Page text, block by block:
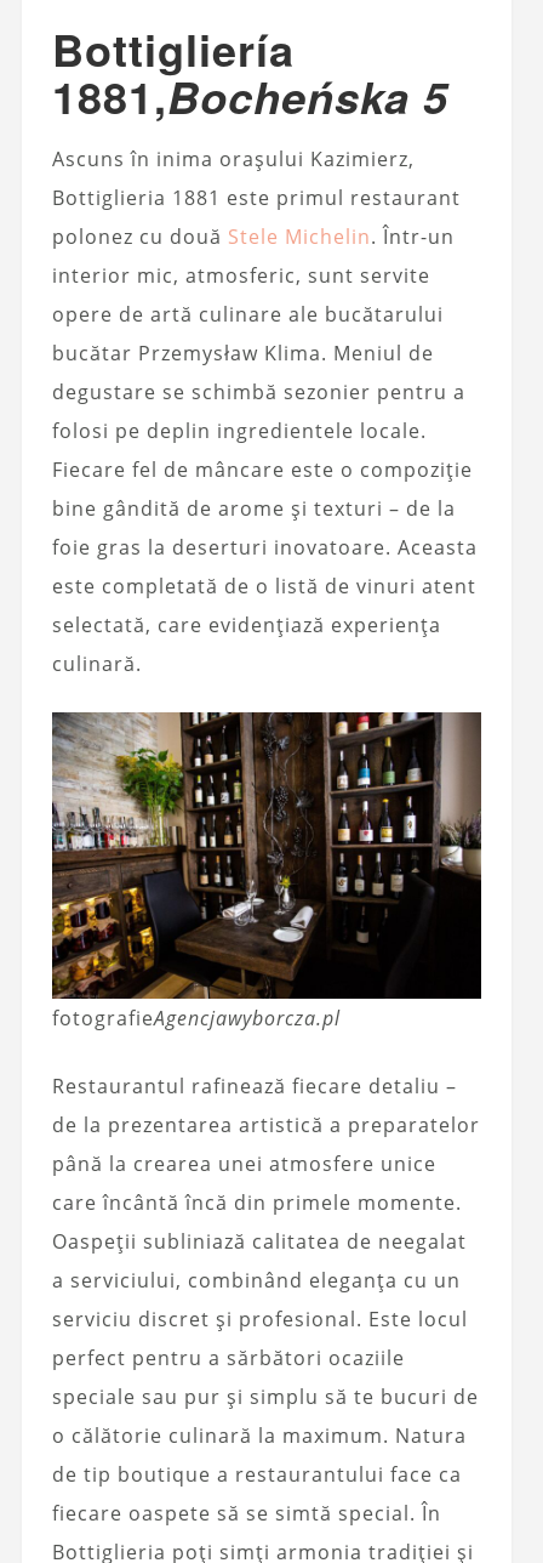
Bottigliería
1881,Bocheńska 5
Ascuns în inima orașului Kazimierz,
Bottiglieria 1881 este primul restaurant
polonez cu două Stele Michelin. Într-un
interior mic, atmosferic, sunt servite
opere de artă culinare ale bucătarului
bucătar Przemysław Klima. Meniul de
degustare se schimbă sezonier pentru a
folosi pe deplin ingredientele locale.
Fiecare fel de mâncare este o compoziție
bine gândită de arome și texturi – de la
foie gras la deserturi inovatoare. Aceasta
este completată de o listă de vinuri atent
selectată, care evidențiază experiența
culinară.
fotografieAgencjawyborcza.pl
Restaurantul rafinează fiecare detaliu –
de la prezentarea artistică a preparatelor
până la crearea unei atmosfere unice
care încântă încă din primele momente.
Oaspeții subliniază calitatea de neegalat
a serviciului, combinând eleganța cu un
serviciu discret și profesional. Este locul
perfect pentru a sărbători ocaziile
speciale sau pur și simplu să te bucuri de
o călătorie culinară la maximum. Natura
de tip boutique a restaurantului face ca
fiecare oaspete să se simtă special. În
Bottiglieria poți simți armonia tradiției și